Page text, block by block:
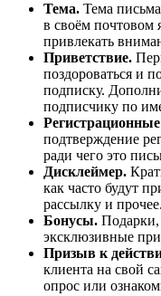
Тема. Тема
в своём почтовом
привлекать
Приветствие.
поздороваться и
подписку.
подписчику по
подтверждение
ради чего это
Дисклеймер.
как часто будут
рассылку и прочее.
Бонусы.
эксклюзивные
Призыв к
клиента на свой
опрос или